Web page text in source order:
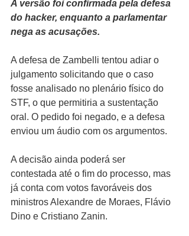
A versão foi confirmada pela defesa
do hacker, enquanto a parlamentar
nega as acusações.
A defesa de Zambelli tentou adiar o
julgamento solicitando que o caso
fosse analisado no plenário físico do
STF, o que permitiria a sustentação
oral. O pedido foi negado, e a defesa
enviou um áudio com os argumentos.
A decisão ainda poderá ser
contestada até o fim do processo, mas
já conta com votos favoráveis dos
ministros Alexandre de Moraes, Flávio
Dino e Cristiano Zanin.